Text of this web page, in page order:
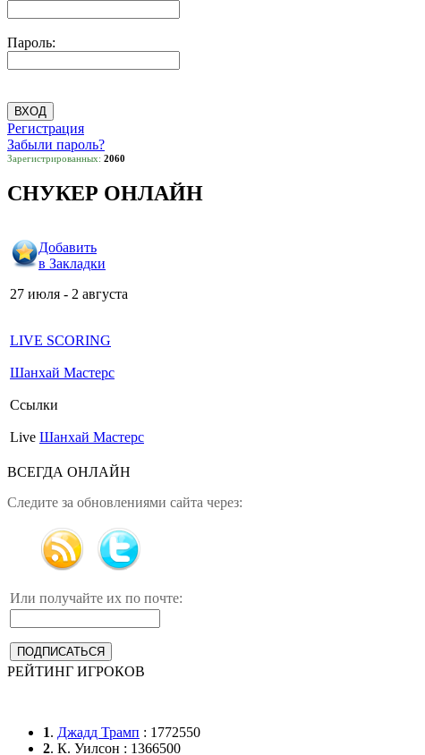
Пароль:
Регистрация
Забыли пароль?
Зарегистрированных: 2060
СНУКЕР ОНЛАЙН
Добавить
в Закладки
27 июля - 2 августа
LIVE SCORING
Шанхай Мастерс
Ссылки
Live Шанхай Мастерс
ВСЕГДА ОНЛАЙН
Следите за обновлениями сайта через:
Или получайте их по почте:
РЕЙТИНГ ИГРОКОВ
1. Джадд Трамп : 1772550
2. К. Уилсон : 1366500